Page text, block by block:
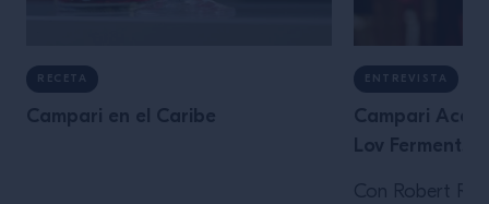
RECETA
Campari en el Caribe
ENTREVISTA
Campari
Lov Ferments
Con Robert